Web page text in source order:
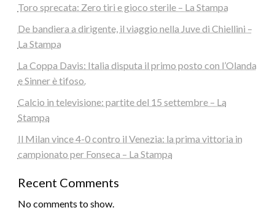
Toro sprecata: Zero tiri e gioco sterile – La Stampa
De bandiera a dirigente, il viaggio nella Juve di Chiellini –
La Stampa
La Coppa Davis: Italia disputa il primo posto con l’Olanda
e Sinner è tifoso.
Calcio in televisione: partite del 15 settembre – La
Stampa
Il Milan vince 4-0 contro il Venezia: la prima vittoria in
campionato per Fonseca – La Stampa
Recent Comments
No comments to show.